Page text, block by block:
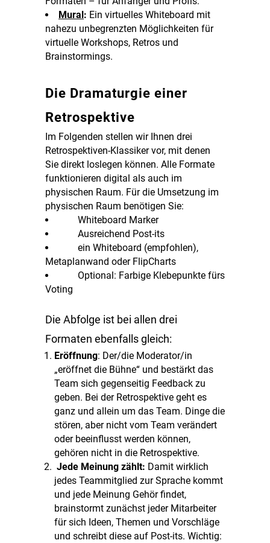
Mural: Ein virtuelles Whiteboard mit
nahezu unbegrenzten Möglichkeiten für
virtuelle Workshops, Retros und
Brainstormings.
Die Dramaturgie einer
Retrospektive
Im Folgenden stellen wir Ihnen drei
Retrospektiven-Klassiker vor, mit denen
Sie direkt loslegen können. Alle Formate
funktionieren digital als auch im
physischen Raum. Für die Umsetzung im
physischen Raum benötigen Sie:
Whiteboard Marker
Ausreichend Post-its
ein Whiteboard (empfohlen),
Metaplanwand oder FlipCharts
Optional: Farbige Klebepunkte fürs
Voting
Die Abfolge ist bei allen drei
Formaten ebenfalls gleich:
Eröffnung: Der/die Moderator/in
„eröffnet die Bühne“ und bestärkt das
Team sich gegenseitig Feedback zu
geben. Bei der Retrospektive geht es
ganz und allein um das Team. Dinge die
stören, aber nicht vom Team verändert
oder beeinflusst werden können,
gehören nicht in die Retrospektive.
Jede Meinung zählt: Damit wirklich
jedes Teammitglied zur Sprache kommt
und jede Meinung Gehör findet,
brainstormt zunächst jeder Mitarbeiter
für sich Ideen, Themen und Vorschläge
und schreibt diese auf Post-its. Wichtig: